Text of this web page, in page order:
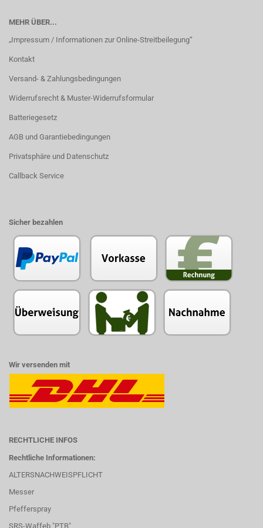
MEHR ÜBER...
„Impressum / Informationen zur Online-Streitbeilegung“
Kontakt
Versand- & Zahlungsbedingungen
Widerrufsrecht & Muster-Widerrufsformular
Batteriegesetz
AGB und Garantiebedingungen
Privatsphäre und Datenschutz
Callback Service
Sicher bezahlen
Wir versenden mit
RECHTLICHE INFOS
Rechtliche Informationen:
ALTERSNACHWEISPFLICHT
Messer
Pfefferspray
SRS-Waffeb "PTB"